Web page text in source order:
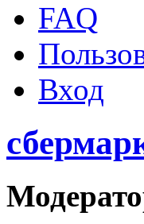
FAQ
Вход